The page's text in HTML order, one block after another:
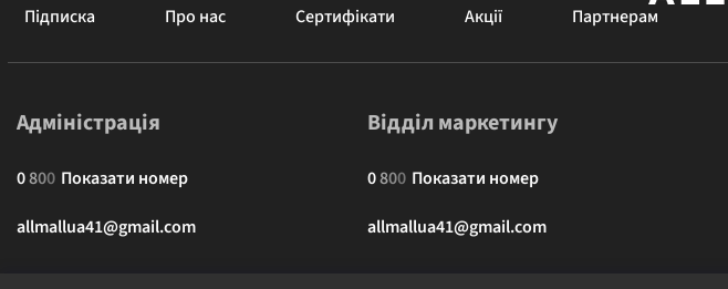
Підписка Про нас Сертифікати Акції Партнерам
Адміністрація
0800 Показати номер
allmallua41@gmail.com
Відділ маркетингу
0800 Показати номер
allmallua41@gmail.com